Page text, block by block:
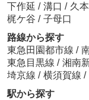
下作延 / 溝口 / 久本
梶ケ谷 / 子母口
路線から探す
東急田園都市線 /
東急目黒線 / 湘南
埼京線 / 横須賀線 /
駅から探す